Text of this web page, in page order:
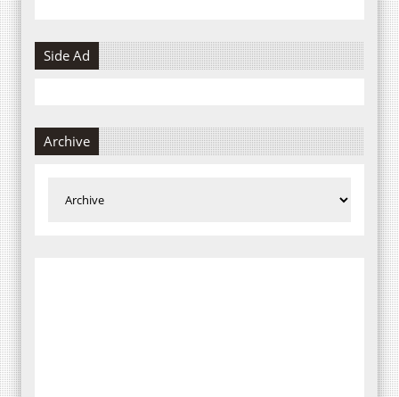
Side Ad
Archive